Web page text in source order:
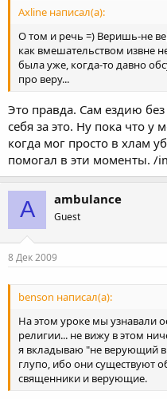
Axline написал(а):
О том и речь =) Веришь-не
как вмешательством извне
была уже, когда-то давно
про веру...
Это правда. Сам ездию
себя за это. Ну пока что
когда мог просто в хлам
помогал в эти моменты. /
A ambulance
Guest
8 Дек 2009
benson написал(а):
На этом уроке мы узнавали
религии... не вижу в этом
я вкладываю "не верующий в
глупо, ибо они существуют
священники и верующие.